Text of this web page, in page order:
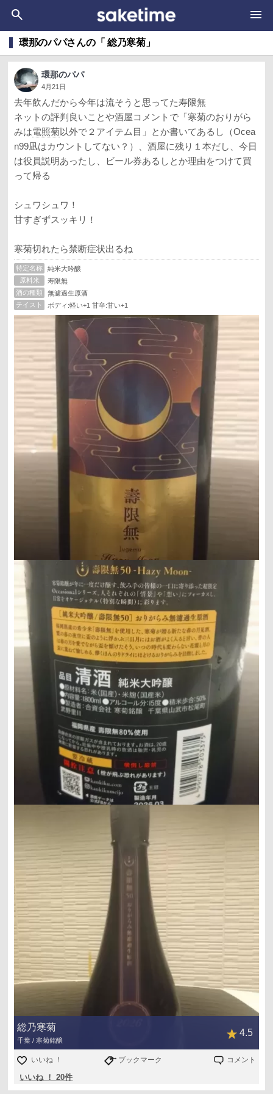
環那のパパさんの「 総乃寒菊」
環那のパパ
4月21日
去年飲んだから今年は流そうと思ってた寿限無
ネットの評判良いことや酒屋コメントで「寒菊のおりがら
みは電照菊以外で２アイテム目」とか書いてあるし（Ocea
n99凪はカウントしてない？）、酒屋に残り１本だし、今日
は役員説明あったし、ビール券あるしとか理由をつけて買
って帰る
シュワシュワ！
甘すぎずスッキリ！
寒菊切れたら禁断症状出るね
特定名称
純米大吟醸
原料米
寿限無
酒の種類
無濾過生原酒
テイスト
ボディ:軽い+1 甘辛:甘い+1
総乃寒菊
千葉 / 寒菊銘醸
4.5
いいね ！ ブックマーク コメント
いいね ！ 20件